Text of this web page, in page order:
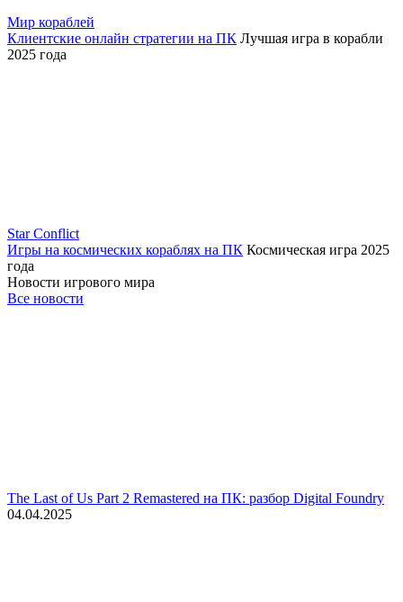
Мир кораблей
Клиентские онлайн стратегии на ПК Лучшая игра в корабли
2025 года
Star Conflict
Игры на космических кораблях на ПК Космическая игра 2025
года
Новости игрового мира
Все новости
The Last of Us Part 2 Remastered на ПК: разбор Digital Foundry
04.04.2025